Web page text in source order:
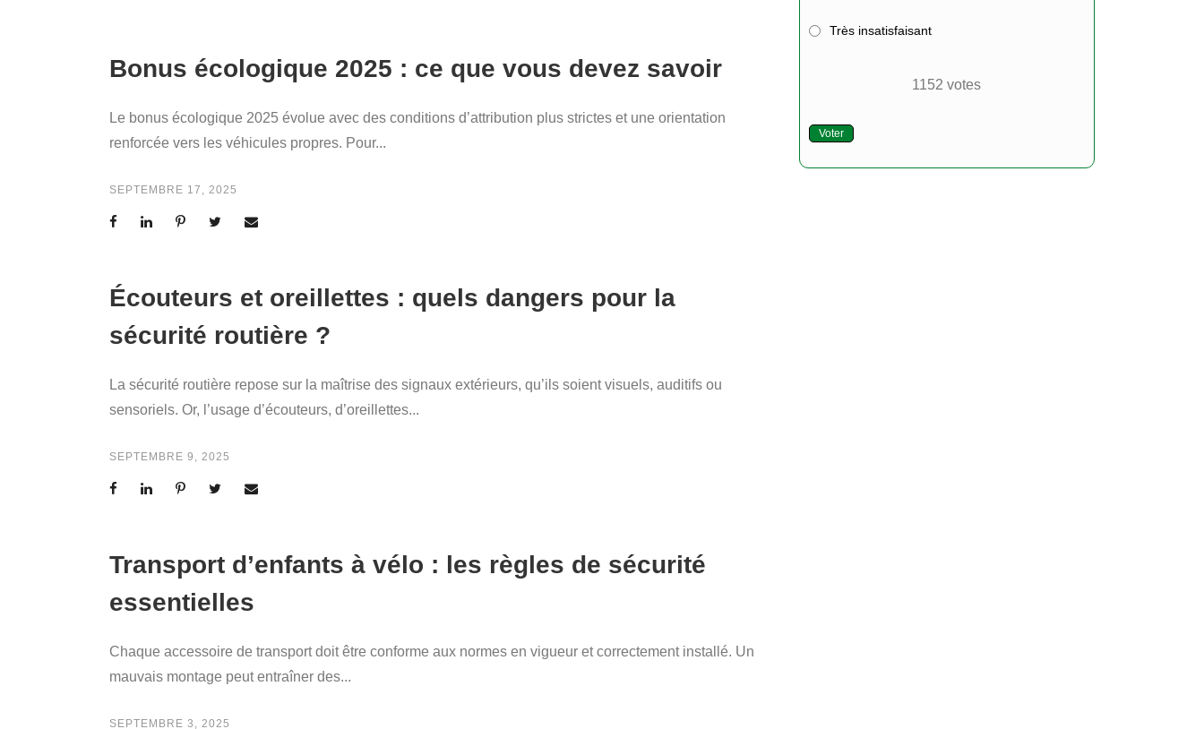
Bonus écologique 2025 : ce que vous devez savoir
Le bonus écologique 2025 évolue avec des conditions d’attribution plus strictes et une orientation
renforcée vers les véhicules propres. Pour...
SEPTEMBRE 17, 2025
Écouteurs et oreillettes : quels dangers pour la
sécurité routière ?
La sécurité routière repose sur la maîtrise des signaux extérieurs, qu’ils soient visuels, auditifs ou
sensoriels. Or, l’usage d’écouteurs, d’oreillettes...
SEPTEMBRE 9, 2025
Transport d’enfants à vélo : les règles de sécurité
essentielles
Chaque accessoire de transport doit être conforme aux normes en vigueur et correctement installé. Un
mauvais montage peut entraîner des...
SEPTEMBRE 3, 2025
Très insatisfaisant
1152 votes
Voter